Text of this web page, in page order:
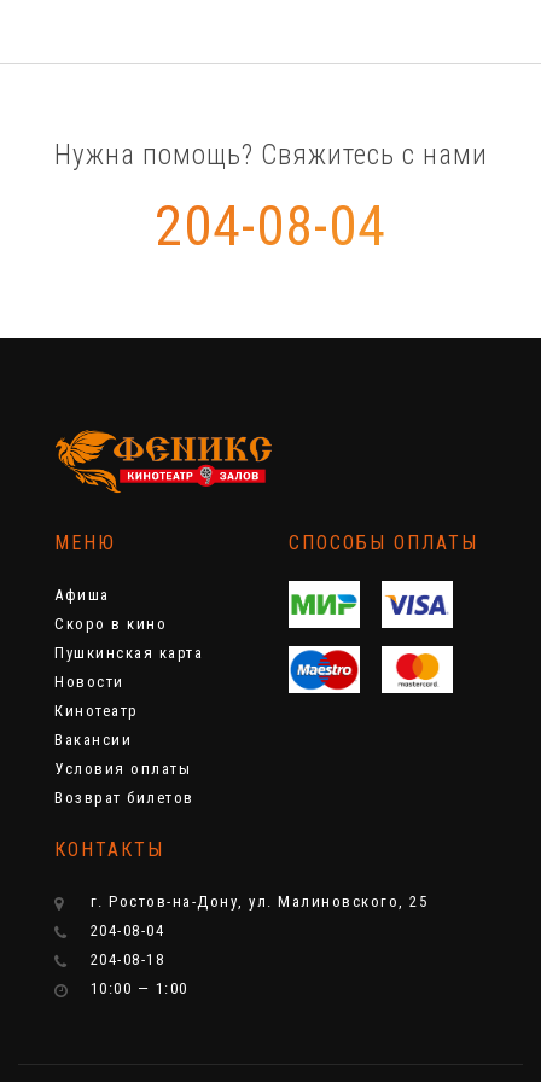
Нужна помощь? Свяжитесь с нами
204-08-04
МЕНЮ
Афиша
Скоро в кино
Пушкинская карта
Новости
Кинотеатр
Вакансии
Условия оплаты
Возврат билетов
СПОСОБЫ ОПЛАТЫ
КОНТАКТЫ
г. Ростов-на-Дону, ул. Малиновского, 25
204-08-04
204-08-18
10:00 — 1:00